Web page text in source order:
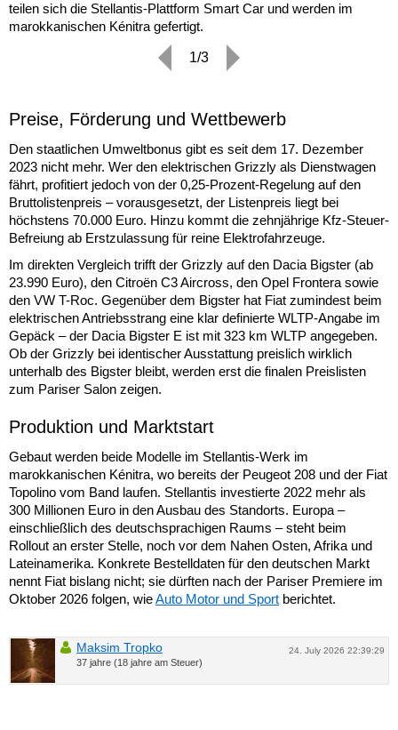
teilen sich die Stellantis-Plattform Smart Car und werden im
marokkanischen Kénitra gefertigt.
1/3
Preise, Förderung und Wettbewerb
Den staatlichen Umweltbonus gibt es seit dem 17. Dezember
2023 nicht mehr. Wer den elektrischen Grizzly als Dienstwagen
fährt, profitiert jedoch von der 0,25-Prozent-Regelung auf den
Bruttolistenpreis – vorausgesetzt, der Listenpreis liegt bei
höchstens 70.000 Euro. Hinzu kommt die zehnjährige Kfz-Steuer-
Befreiung ab Erstzulassung für reine Elektrofahrzeuge.
Im direkten Vergleich trifft der Grizzly auf den Dacia Bigster (ab
23.990 Euro), den Citroën C3 Aircross, den Opel Frontera sowie
den VW T-Roc. Gegenüber dem Bigster hat Fiat zumindest beim
elektrischen Antriebsstrang eine klar definierte WLTP-Angabe im
Gepäck – der Dacia Bigster E ist mit 323 km WLTP angegeben.
Ob der Grizzly bei identischer Ausstattung preislich wirklich
unterhalb des Bigster bleibt, werden erst die finalen Preislisten
zum Pariser Salon zeigen.
Produktion und Marktstart
Gebaut werden beide Modelle im Stellantis-Werk im
marokkanischen Kénitra, wo bereits der Peugeot 208 und der Fiat
Topolino vom Band laufen. Stellantis investierte 2022 mehr als
300 Millionen Euro in den Ausbau des Standorts. Europa –
einschließlich des deutschsprachigen Raums – steht beim
Rollout an erster Stelle, noch vor dem Nahen Osten, Afrika und
Lateinamerika. Konkrete Bestelldaten für den deutschen Markt
nennt Fiat bislang nicht; sie dürften nach der Pariser Premiere im
Oktober 2026 folgen, wieAuto Motor und Sport berichtet.
24. July 2026 22:39:29
Maksim Tropko
37 jahre (18 jahre am Steuer)